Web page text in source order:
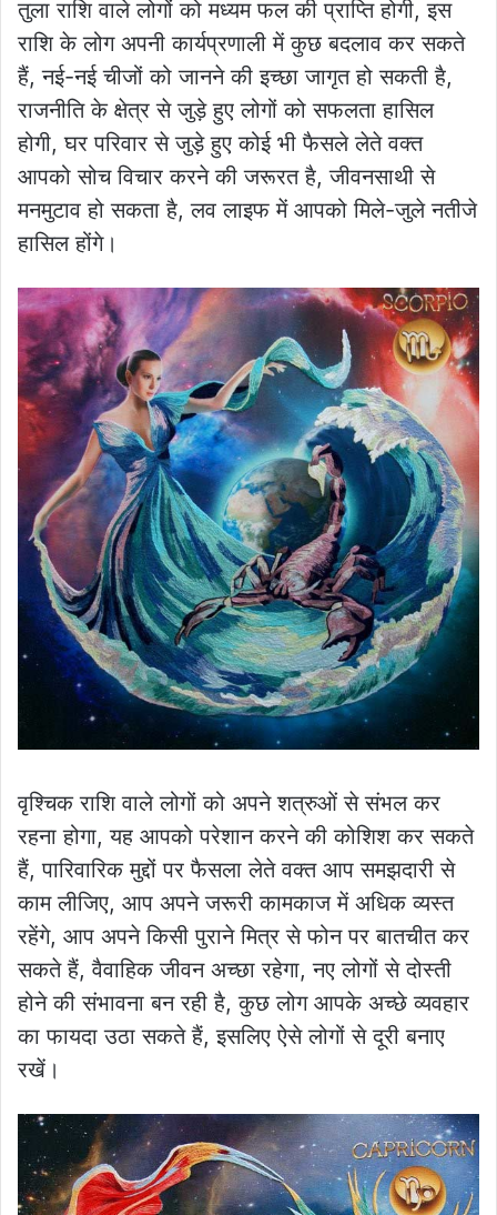
तुला राशि वाले लोगों को मध्यम फल की प्राप्ति होगी, इस
राशि के लोग अपनी कार्यप्रणाली में कुछ बदलाव कर सकते
हैं, नई-नई चीजों को जानने की इच्छा जागृत हो सकती है,
राजनीति के क्षेत्र से जुड़े हुए लोगों को सफलता हासिल
होगी, घर परिवार से जुड़े हुए कोई भी फैसले लेते वक्त
आपको सोच विचार करने की जरूरत है, जीवनसाथी से
मनमुटाव हो सकता है, लव लाइफ में आपको मिले-जुले नतीजे
हासिल होंगे।
वृश्चिक राशि वाले लोगों को अपने शत्रुओं से संभल कर
रहना होगा, यह आपको परेशान करने की कोशिश कर सकते
हैं, पारिवारिक मुद्दों पर फैसला लेते वक्त आप समझदारी से
काम लीजिए, आप अपने जरूरी कामकाज में अधिक व्यस्त
रहेंगे, आप अपने किसी पुराने मित्र से फोन पर बातचीत कर
सकते हैं, वैवाहिक जीवन अच्छा रहेगा, नए लोगों से दोस्ती
होने की संभावना बन रही है, कुछ लोग आपके अच्छे व्यवहार
का फायदा उठा सकते हैं, इसलिए ऐसे लोगों से दूरी बनाए
रखें।